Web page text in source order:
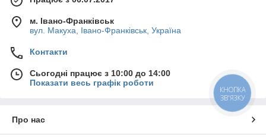
м. Івано-Франківськ
вул. Макуха, Івано-Франківськ, Україна
Контакти
Сьогодні працює з 10:00 до 14:00
Показати весь графік роботи
Про нас
КНОПКА
ЗВ'ЯЗКУ